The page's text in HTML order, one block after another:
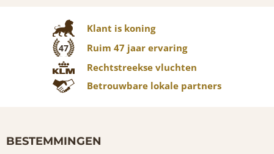
Klant is koning
47
Ruim 47 jaar ervaring
Rechtstreekse vluchten
Betrouwbare lokale partners
BESTEMMINGEN